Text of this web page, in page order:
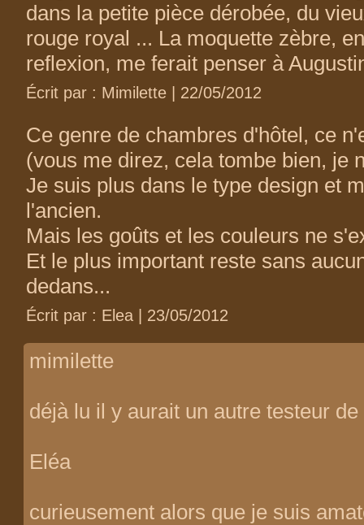
dans la petite pièce dérobée, du
rouge royal ... La moquette zèbre,
reflexion, me ferait penser à
Écrit par : Mimilette | 22/05/2012
Ce genre de chambres d'hôtel, ce
(vous me direz, cela tombe bien, je
Je suis plus dans le type design et
l'ancien.
Mais les goûts et les couleurs ne
Et le plus important reste sans
dedans...
Écrit par : Elea | 23/05/2012
mimilette
déjà lu il y aurait un autre testeur
Eléa
curieusement alors que je suis